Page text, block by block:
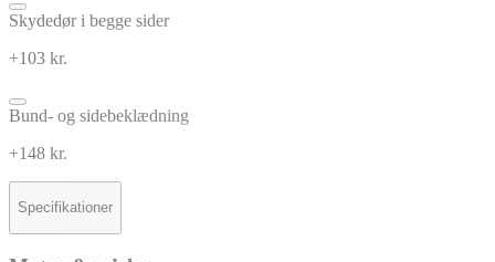
Skydedør i begge sider
+103 kr.
Bund- og sidebeklædning
+148 kr.
Specifikationer